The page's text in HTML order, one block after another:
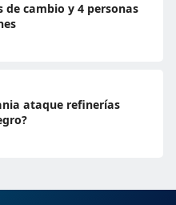
de cambio y 4 personas
ataque refinerías